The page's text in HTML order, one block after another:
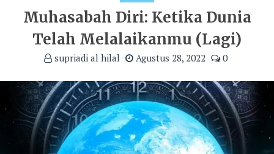
Muhasabah Diri: Ketika Dunia
Telah Melalaikanmu (Lagi)
supriadi al hilal Agustus 28, 2022 0